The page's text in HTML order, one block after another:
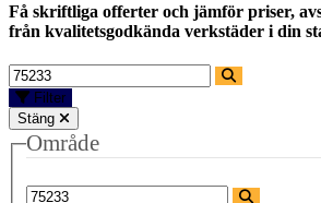
Få skriftliga offerter och jämför priser,
från kvalitetsgodkända verkstäder i din
Filter
Stäng
Område